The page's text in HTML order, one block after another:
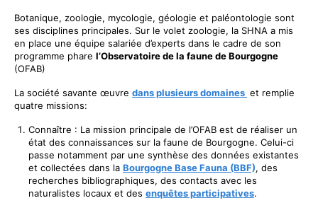
Botanique, zoologie, mycologie, géologie et paléontologie sont
ses disciplines principales. Sur le volet zoologie, la SHNA a mis
en place une équipe salariée d’experts dans le cadre de son
programme phare l’Observatoire de la faune de Bourgogne
(OFAB)
La société savante œuvre dans plusieurs domaines et remplie
quatre missions:
Connaître : La mission principale de l’OFAB est de réaliser un
état des connaissances sur la faune de Bourgogne. Celui-ci
passe notamment par une synthèse des données existantes
et collectées dans la Bourgogne Base Fauna (BBF), des
recherches bibliographiques, des contacts avec les
naturalistes locaux et des enquêtes participatives.